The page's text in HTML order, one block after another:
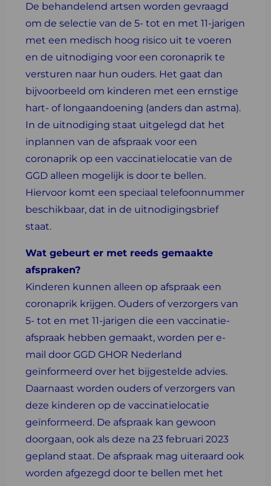
De behandelend artsen worden gevraagd
om de selectie van de 5- tot en met 11-jarigen
met een medisch hoog risico uit te voeren
en de uitnodiging voor een coronaprik te
versturen naar hun ouders. Het gaat dan
bijvoorbeeld om kinderen met een ernstige
hart- of longaandoening (anders dan astma).
In de uitnodiging staat uitgelegd dat het
inplannen van de afspraak voor een
coronaprik op een vaccinatielocatie van de
GGD alleen mogelijk is door te bellen.
Hiervoor komt een speciaal telefoonnummer
beschikbaar, dat in de uitnodigingsbrief
staat.
Wat gebeurt er met reeds gemaakte
afspraken?
Kinderen kunnen alleen op afspraak een
coronaprik krijgen. Ouders of verzorgers van
5- tot en met 11-jarigen die een vaccinatie-
afspraak hebben gemaakt, worden per e-
mail door GGD GHOR Nederland
geïnformeerd over het bijgestelde advies.
Daarnaast worden ouders of verzorgers van
deze kinderen op de vaccinatielocatie
geïnformeerd. De afspraak kan gewoon
doorgaan, ook als deze na 23 februari 2023
gepland staat. De afspraak mag uiteraard ook
worden afgezegd door te bellen met het